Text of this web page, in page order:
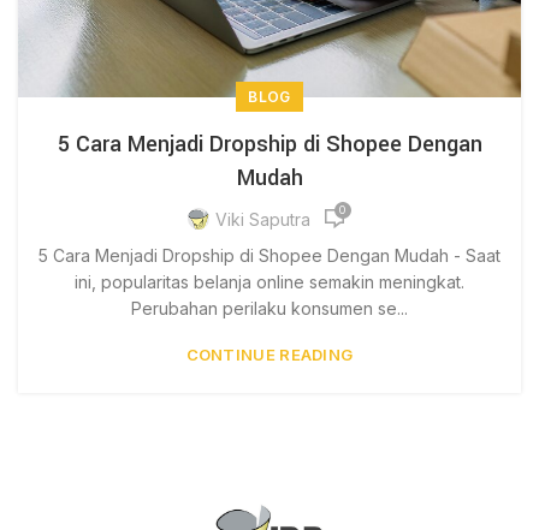
BLOG
5 Cara Menjadi Dropship di Shopee Dengan
Mudah
Viki Saputra 0
5 Cara Menjadi Dropship di Shopee Dengan Mudah - Saat
ini, popularitas belanja online semakin meningkat.
Perubahan perilaku konsumen se...
CONTINUE READING